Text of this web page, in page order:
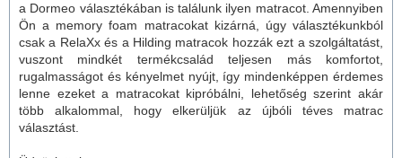
a Dormeo választékában is találunk ilyen matracot. Amennyiben
Ön a memory foam matracokat kizárná, úgy választékunkból
csak a RelaXx és a Hilding matracok hozzák ezt a szolgáltatást,
vuszont mindkét termékcsalád teljesen más komfortot,
rugalmasságot és kényelmet nyújt, így mindenképpen érdemes
lenne ezeket a matracokat kipróbálni, lehetőség szerint akár
több alkalommal, hogy elkerüljük az újbóli téves matrac
választást.